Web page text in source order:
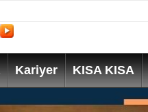
Kariyer KISA KISA